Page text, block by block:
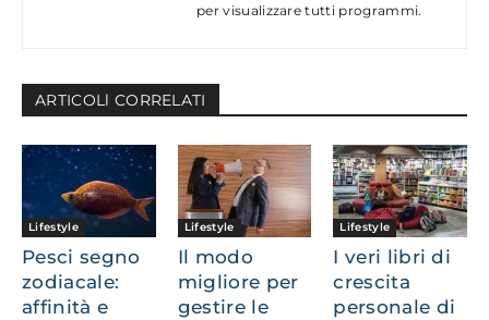
per visualizzare tutti programmi.
ARTICOLl CORRELATI
Lifestyle
Pesci segno
zodiacale:
affinità e
Lifestyle
Il modo
migliore per
gestire le
Lifestyle
I veri libri di
crescita
personale di